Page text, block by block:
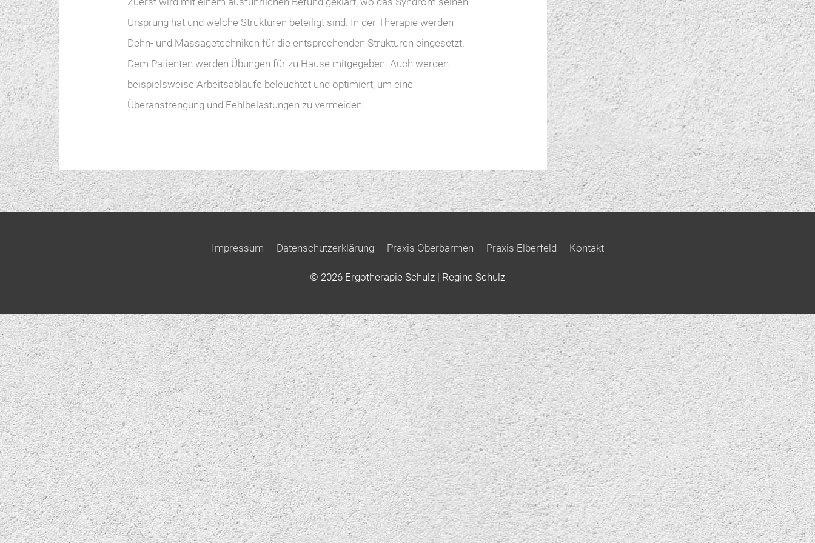
Ursprung hat und welche Strukturen beteiligt sind. In der Therapie werden
Dehn- und Massagetechniken für die entsprechenden Strukturen eingesetzt.
Dem Patienten werden Übungen für zu Hause mitgegeben. Auch werden
beispielsweise Arbeitsabläufe beleuchtet und optimiert, um eine
Überanstrengung und Fehlbelastungen zu vermeiden.
Impressum Datenschutzerklärung Praxis Oberbarmen Praxis Elberfeld Kontakt
© 2026 Ergotherapie Schulz | Regine Schulz